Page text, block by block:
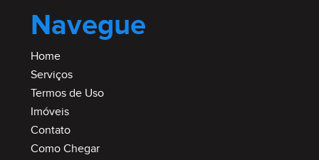
Navegue
Home
Serviços
Termos de Uso
Imóveis
Contato
Como Chegar